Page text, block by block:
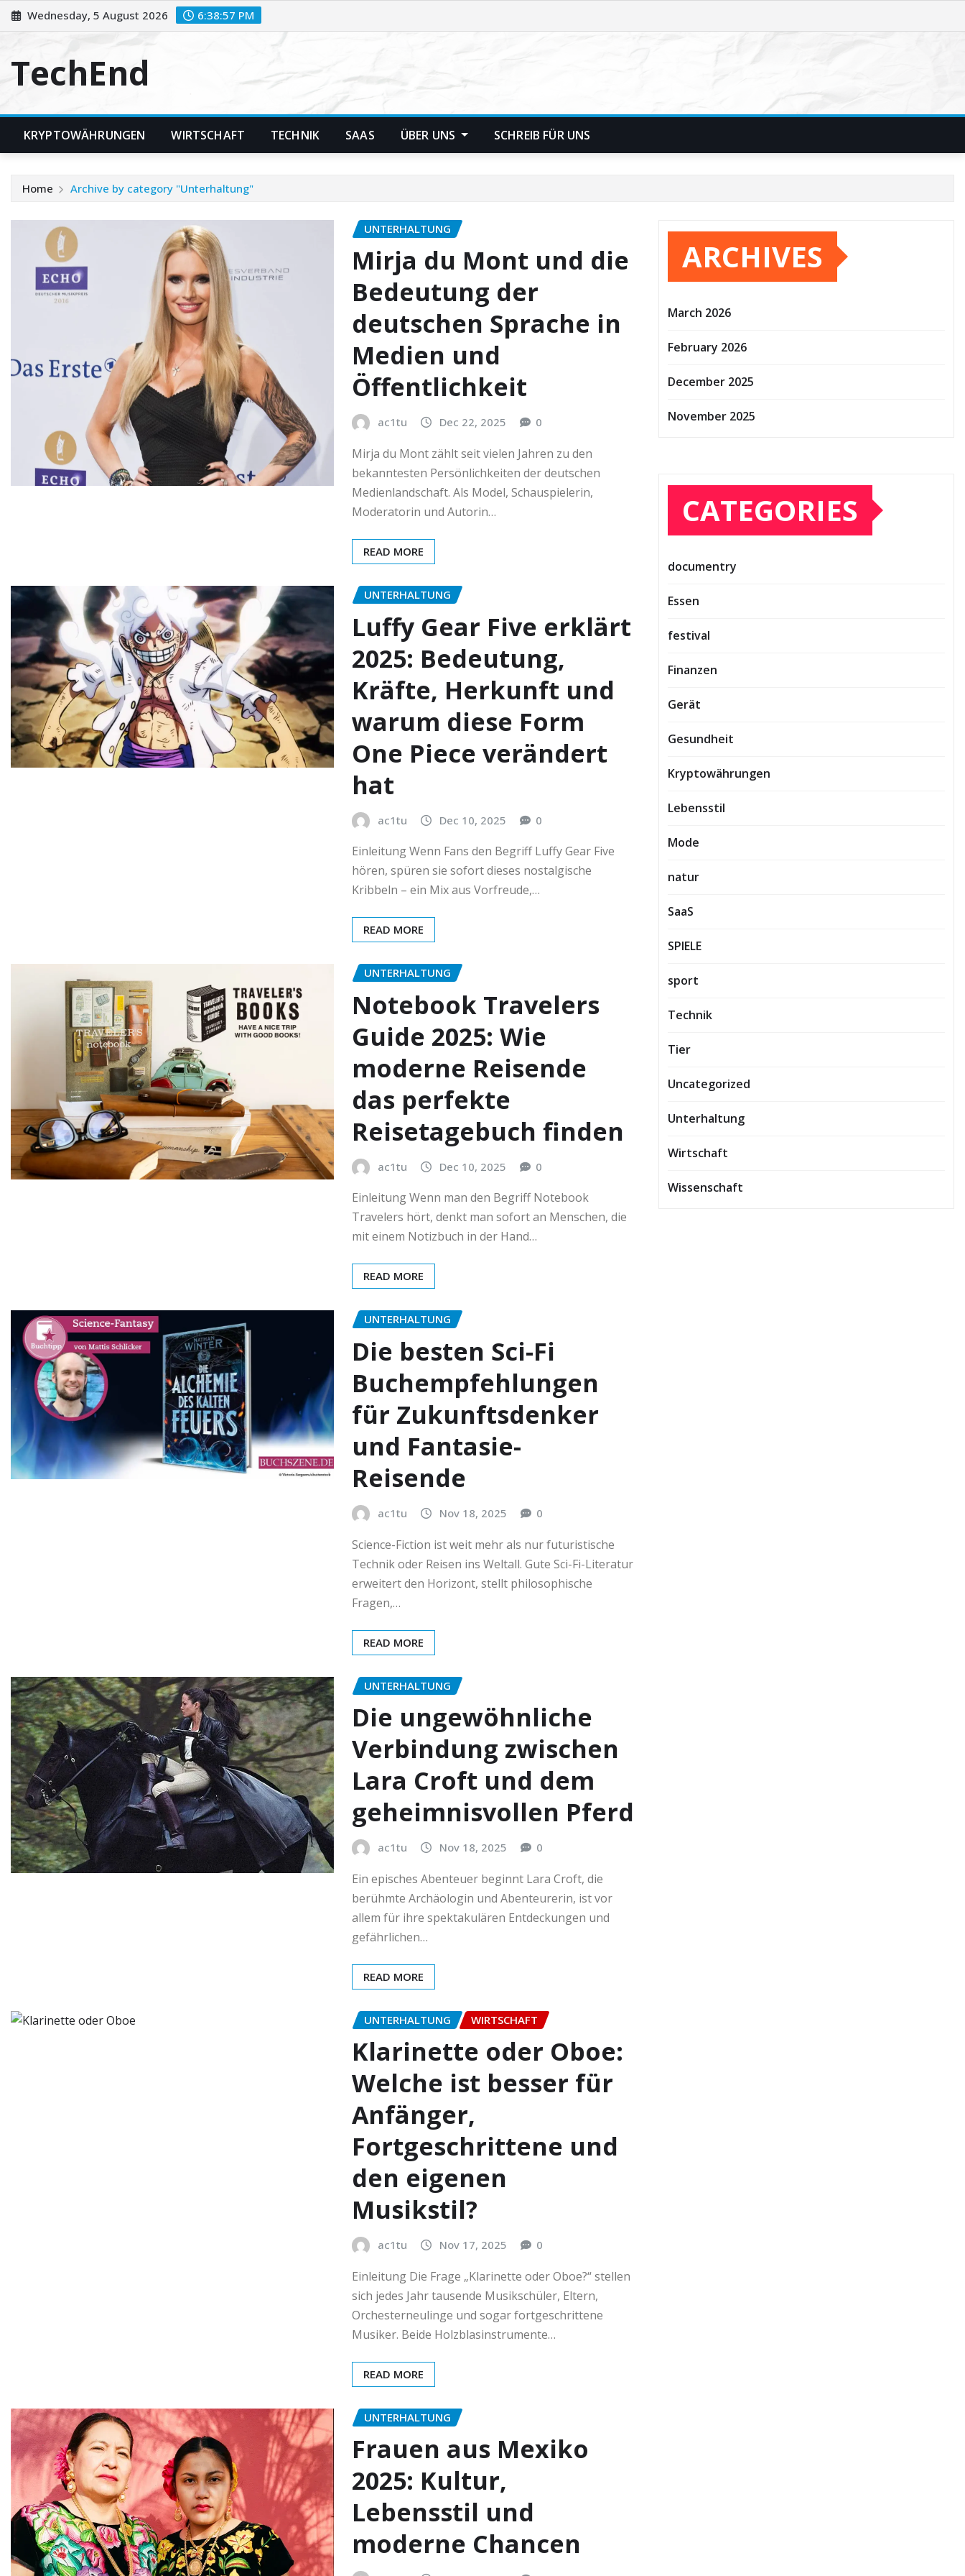
Skip
to
Wednesday, 5 August 2026 6:38:58 PM
TechEnd
KRYPTOWÄHRUNGEN WIRTSCHAFT TECHNIK SAAS ÜBER UNS SCHREIB FÜR UNS
Home Archive by category "Unterhaltung"
UNTERHALTUNG
Mirja du Mont und die
Bedeutung der
deutschen Sprache in
Medien und
Öffentlichkeit
ac1tu Dec 22, 2025 0
Mirja du Mont zählt seit vielen Jahren zu den
bekanntesten Persönlichkeiten der deutschen
Medienlandschaft. Als Model, Schauspielerin,
Moderatorin und Autorin…
READ MORE
UNTERHALTUNG
Luffy Gear Five erklärt
2025: Bedeutung,
Kräfte, Herkunft und
warum diese Form
One Piece verändert
hat
ac1tu Dec 10, 2025 0
Einleitung Wenn Fans den Begriff Luffy Gear Five
hören, spüren sie sofort dieses nostalgische
Kribbeln – ein Mix aus Vorfreude,…
READ MORE
UNTERHALTUNG
Notebook Travelers
Guide 2025: Wie
moderne Reisende
das perfekte
Reisetagebuch finden
ac1tu Dec 10, 2025 0
Einleitung Wenn man den Begriff Notebook
Travelers hört, denkt man sofort an Menschen, die
mit einem Notizbuch in der Hand…
READ MORE
UNTERHALTUNG
Die besten Sci-Fi
Buchempfehlungen
für Zukunftsdenker
und Fantasie-
Reisende
ac1tu Nov 18, 2025 0
Science-Fiction ist weit mehr als nur futuristische
Technik oder Reisen ins Weltall. Gute Sci-Fi-Literatur
erweitert den Horizont, stellt philosophische
Fragen,…
READ MORE
UNTERHALTUNG
Die ungewöhnliche
Verbindung zwischen
Lara Croft und dem
geheimnisvollen Pferd
ac1tu Nov 18, 2025 0
Ein episches Abenteuer beginnt Lara Croft, die
berühmte Archäologin und Abenteurerin, ist vor
allem für ihre spektakulären Entdeckungen und
gefährlichen…
READ MORE
UNTERHALTUNG WIRTSCHAFT
Klarinette oder Oboe:
Welche ist besser für
Anfänger,
Fortgeschrittene und
den eigenen
Musikstil?
ac1tu Nov 17, 2025 0
Einleitung Die Frage „Klarinette oder Oboe?“ stellen
sich jedes Jahr tausende Musikschüler, Eltern,
Orchesterneulinge und sogar fortgeschrittene
Musiker. Beide Holzblasinstrumente…
READ MORE
UNTERHALTUNG
Frauen aus Mexiko
2025: Kultur,
Lebensstil und
moderne Chancen
ARCHIVES
March 2026
February 2026
December 2025
November 2025
CATEGORIES
documentry
Essen
festival
Finanzen
Gerät
Gesundheit
Kryptowährungen
Lebensstil
Mode
natur
SaaS
SPIELE
sport
Technik
Tier
Uncategorized
Unterhaltung
Wirtschaft
Wissenschaft